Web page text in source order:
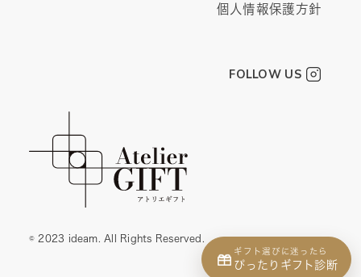
個人情報保護方針
FOLLOW US
© 2023 ideam. All Rights Reserved.
ギフト選びに迷ったら
ぴったりギフト診断